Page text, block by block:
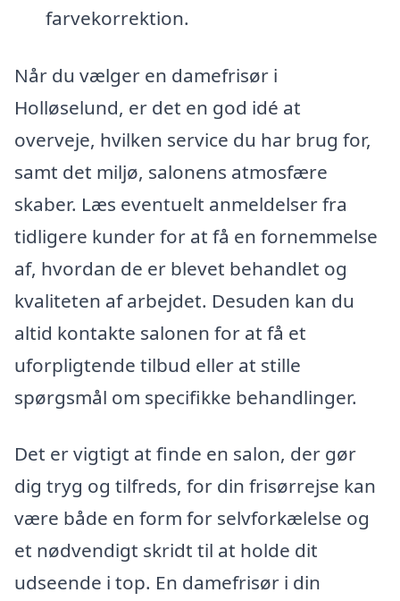
farvekorrektion.
Når du vælger en damefrisør i
Holløselund, er det en god idé at
overveje, hvilken service du har brug for,
samt det miljø, salonens atmosfære
skaber. Læs eventuelt anmeldelser fra
tidligere kunder for at få en fornemmelse
af, hvordan de er blevet behandlet og
kvaliteten af arbejdet. Desuden kan du
altid kontakte salonen for at få et
uforpligtende tilbud eller at stille
spørgsmål om specifikke behandlinger.
Det er vigtigt at finde en salon, der gør
dig tryg og tilfreds, for din frisørrejse kan
være både en form for selvforkælelse og
et nødvendigt skridt til at holde dit
udseende i top. En damefrisør i din